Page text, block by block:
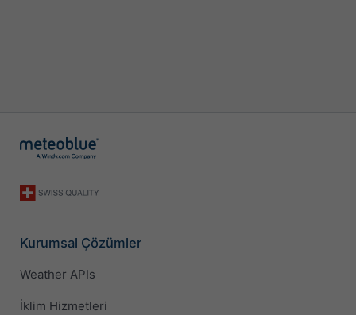
Kurumsal Çözümler
Weather APIs
İklim Hizmetleri